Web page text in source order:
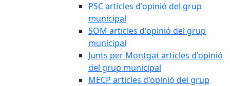
PSC articles d'opinió del grup
municipal
SOM articles d'opinió del grup
municipal
Junts per Montgat articles d'opinió
del grup municipal
MECP articles d'opinió del grup